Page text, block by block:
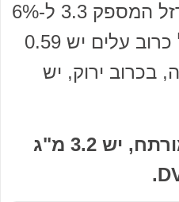
ירוק, גם כן מכילים ברזל המספק 3.3 ל-6%
של DV. לחצי כוס של כרוב עלים יש 0.59
בכרוב ירוק, יש
בחצי כוס של תרד מורתח, יש 3.2 מ"ג